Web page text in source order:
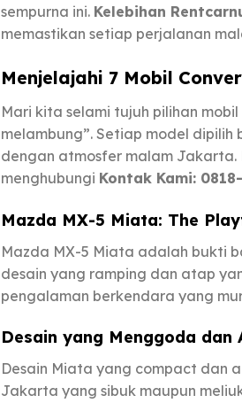
sempurna ini. Kelebihan
memastikan setiap perjalanan
Menjelajahi 7 Mobil
Mari kita selami tujuh pilihan
melambung”. Setiap model
dengan atmosfer malam Jakarta.
menghubungi Kontak Kami:
Mazda MX-5 Miata: The
Mazda MX-5 Miata adalah bukti
desain yang ramping dan atap
pengalaman berkendara yang
Desain yang Menggoda dan
Desain Miata yang compact dan
Jakarta yang sibuk maupun